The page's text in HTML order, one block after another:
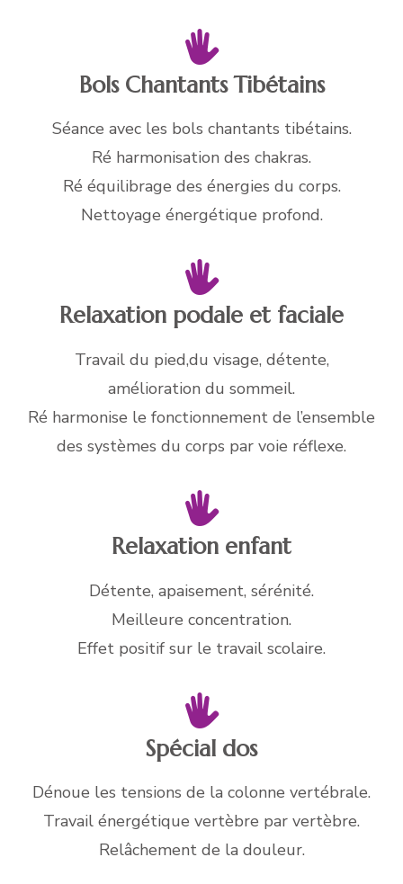
Bols Chantants Tibétains
Séance avec les bols chantants tibétains.
Ré harmonisation des chakras.
Ré équilibrage des énergies du corps.
Nettoyage énergétique profond.
Relaxation podale et faciale
Travail du pied,du visage, détente,
amélioration du sommeil.
Ré harmonise le fonctionnement de l’ensemble
des systèmes du corps par voie réflexe.
Relaxation enfant
Détente, apaisement, sérénité.
Meilleure concentration.
Effet positif sur le travail scolaire.
Spécial dos
Dénoue les tensions de la colonne vertébrale.
Travail énergétique vertèbre par vertèbre.
Relâchement de la douleur.